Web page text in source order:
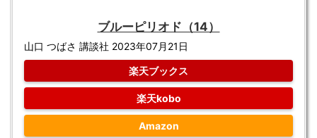
ブルーピリオド（14）
山口 つばさ 講談社 2023年07月21日
楽天ブックス
楽天kobo
Amazon